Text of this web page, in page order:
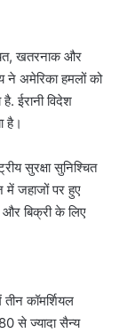
खतरनाक और
ने अमेरिका हमलों को
ईरानी विदेश
है।
सुरक्षा सुनिश्चित
में जहाजों पर हुए
और बिक्री के लिए
कॉमर्शियल
से ज्यादा सैन्य